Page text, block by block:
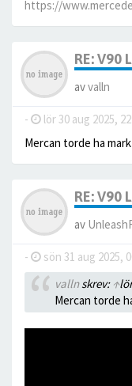
https://
RE: V90
avvalln
- lör 30 aug 2025,
Mercan torde ha
RE: V90
av
- sön 31 aug 2025,
vallnskrev: ↑
Mercan torde